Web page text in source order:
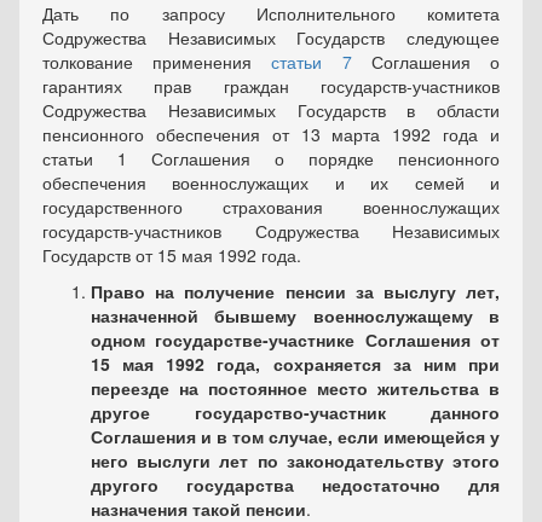
Дать по запросу Исполнительного комитета
Содружества Независимых Государств следующее
толкование применениястатьи 7Соглашения о
гарантиях прав граждан государств-участников
Содружества Независимых Государств в области
пенсионного обеспечения от 13 марта 1992 года и
статьи 1 Соглашения о порядке пенсионного
обеспечения военнослужащих и их семей и
государственного страхования военнослужащих
государств-участников Содружества Независимых
Государств от 15 мая 1992 года.
Право на получение пенсии за выслугу лет,
назначенной бывшему военнослужащему в
одном государстве-участнике Соглашения от
15 мая 1992 года, сохраняется за ним при
переезде на постоянное место жительства в
другое государство-участник данного
Соглашения и в том случае, если имеющейся у
него выслуги лет по законодательству этого
другого государства недостаточно для
назначения такой пенсии.